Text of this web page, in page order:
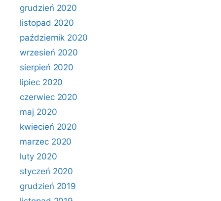
grudzień 2020
listopad 2020
październik 2020
wrzesień 2020
sierpień 2020
lipiec 2020
czerwiec 2020
maj 2020
kwiecień 2020
marzec 2020
luty 2020
styczeń 2020
grudzień 2019